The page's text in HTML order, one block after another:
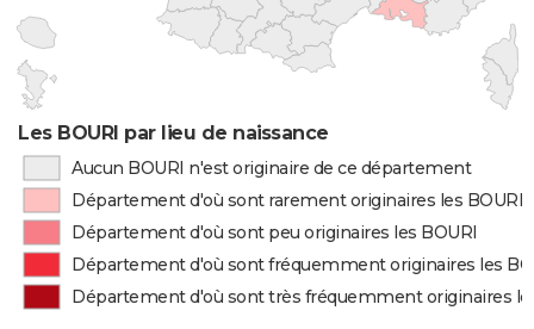
Les BOURI par lieu de naissance
Aucun BOURI n'est originaire de ce département
Département d'où sont rarement originaires les BOURI
Département d'où sont peu originaires les BOURI
Département d'où sont fréquemment originaires les
Département d'où sont très fréquemment originaires